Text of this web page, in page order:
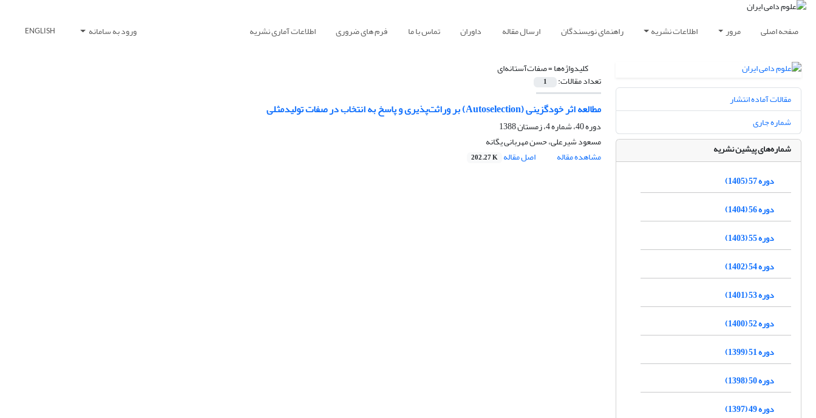
صفحه اصلی مرور اطلاعات نشریه راهنمای نویسندگان ارسال مقاله داوران تماس با ما فرم های ضروری اطلاعات آماری نشریه ورود به سامانه ENGLISH
کلیدواژه‌ها =صفات‌آستانه‌ای
تعداد مقالات: 1
مطالعه اثر خودگزینی (Autoselection) بر وراثت‌پذیری و پاسخ به انتخاب در صفات تولید‌مثلی
دوره 40، شماره 4، زمستان 1388
مسعود شیرعلی، حسن مهربانی یگانه
مشاهده مقاله
اصل مقاله 202.27 K
مقالات آماده انتشار
شماره جاری
شماره‌های پیشین نشریه
دوره 57 (1405)
دوره 56 (1404)
دوره 55 (1403)
دوره 54 (1402)
دوره 53 (1401)
دوره 52 (1400)
دوره 51 (1399)
دوره 50 (1398)
دوره 49 (1397)